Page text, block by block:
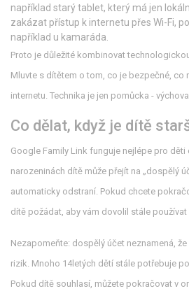
například starý tablet, který má jen
zakázat přístup k internetu přes Wi-Fi,
například u kamaráda.
Proto je důležité kombinovat
Mluvte s dítětem o tom, co je bezpečné, co
internetu. Technika je jen pomůcka -
Co dělat, když je dítě
Google Family Link funguje nejlépe pro děti
narozeninách dítě může přejít na „dospělý
automaticky odstraní. Pokud chcete
dítě požádat, aby vám dovolil stále používat
Nezapomeňte: dospělý účet neznamená,
rizik. Mnoho 14letých dětí stále potřebuje
Pokud dítě souhlasí, můžete pokračovat v